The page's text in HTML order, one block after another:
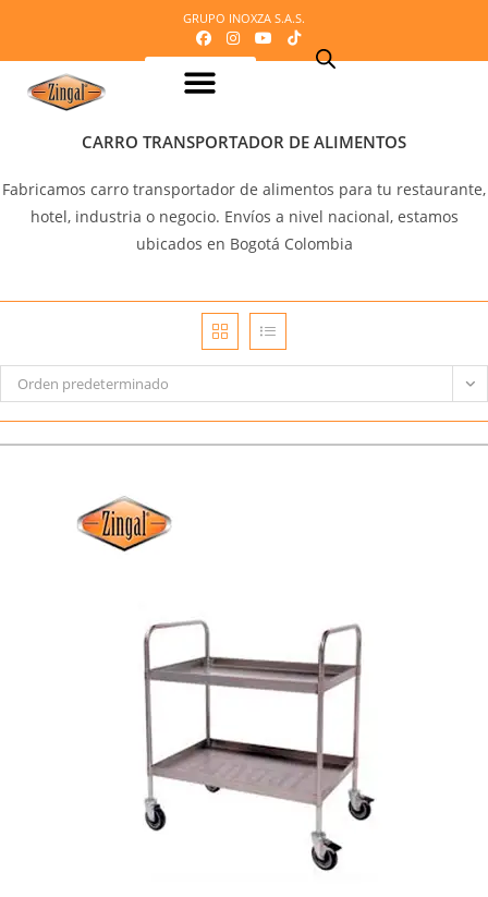
GRUPO INOXZA S.A.S.
CARRO TRANSPORTADOR DE ALIMENTOS
Fabricamos carro transportador de alimentos para tu restaurante,
hotel, industria o negocio. Envíos a nivel nacional, estamos
ubicados en Bogotá Colombia
Orden predeterminado